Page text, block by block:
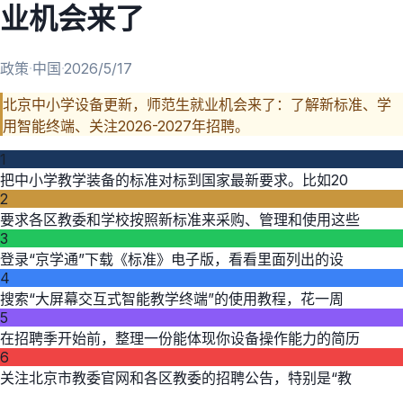
业机会来了
政策·中国·2026/5/17
北京中小学设备更新，师范生就业机会来了：了解新标准、学
用智能终端、关注2026-2027年招聘。
1
把中小学教学装备的标准对标到国家最新要求。比如20
2
要求各区教委和学校按照新标准来采购、管理和使用这些
3
登录“京学通”下载《标准》电子版，看看里面列出的设
4
搜索“大屏幕交互式智能教学终端”的使用教程，花一周
5
在招聘季开始前，整理一份能体现你设备操作能力的简历
6
关注北京市教委官网和各区教委的招聘公告，特别是“教